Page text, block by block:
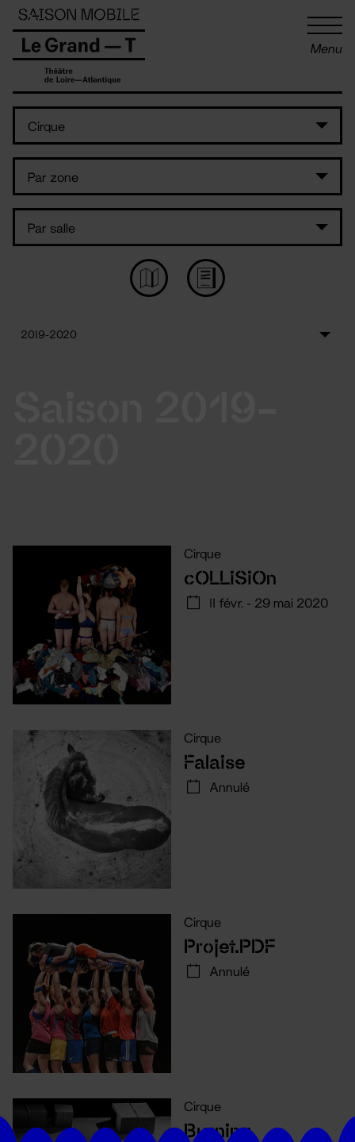
Menu
Cirque
cOLLiSiOn
11 févr. - 29 mai 2020
Cirque
Falaise
Annulé
Cirque
Projet.PDF
Annulé
Cirque
Burning
Panneau de gestion des cookies